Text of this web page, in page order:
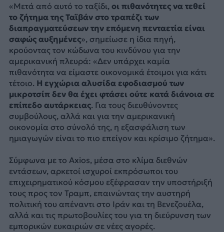
«Μετά από αυτό το ταξίδι, οι πιθανότητες να τεθεί
το ζήτημα της Ταϊβάν στο τραπέζι των
διαπραγματεύσεων την επόμενη πενταετία είναι
σαφώς αυξημένες», σημείωσε η ίδια πηγή,
κρούοντας τον κώδωνα του κινδύνου για την
αμερικανική πλευρά: «Δεν υπάρχει καμία
πιθανότητα να είμαστε οικονομικά έτοιμοι για κάτι
τέτοιο. Η εγχώρια αλυσίδα εφοδιασμού των
μικροτσίπ δεν θα έχει φτάσει ούτε κατά διάνοια σε
επίπεδο αυτάρκειας. Για τους διευθύνοντες
συμβούλους, αλλά και για την αμερικανική
οικονομία στο σύνολό της, η εξασφάλιση των
ημιαγωγών είναι το πιο επείγον και κρίσιμο ζήτημα».
Σύμφωνα με το Axios, μέσα στο κλίμα διεθνών
εντάσεων, αρκετοί ισχυροί εκπρόσωποι του
επιχειρηματικού κόσμου εξέφρασαν την υποστήριξή
τους προς τον Τραμπ, επαινώντας την αυστηρή
πολιτική του απέναντι στο Ιράν και τη Βενεζουέλα,
αλλά και τις πρωτοβουλίες του για τη διεύρυνση των
εμπορικών ευκαιριών σε νέες αγορές.